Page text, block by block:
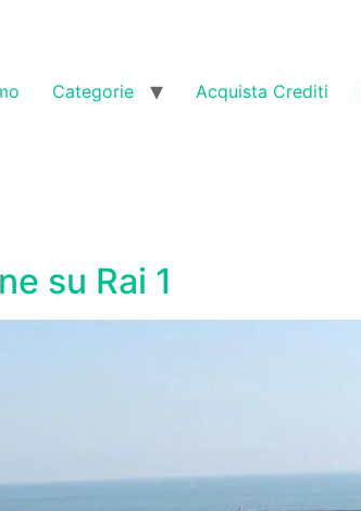
Categorie Acquista Crediti
su Rai 1